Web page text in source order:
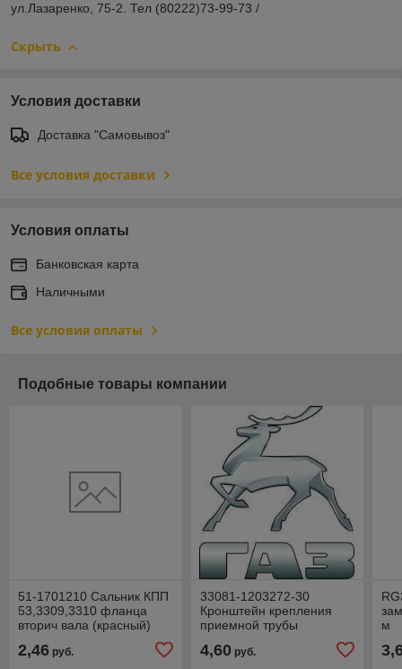
ул.Лазаренко, 75-2. Тел (80222)73-99-73 /
Скрыть
Условия доставки
Доставка "Самовывоз"
Все условия доставки
Условия оплаты
Банковская карта
Наличными
Все условия оплаты
Подобные товары компании
51-1701210 Сальник КПП
53,3309,3310 фланца
вторич вала (красный)
2,46 руб.
33081-1203272-30
Кронштейн крепления
приемной трубы
4,60руб.
м
(2